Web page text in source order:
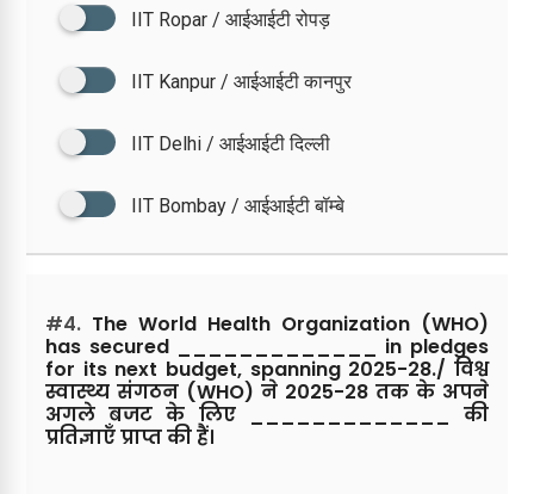
IIT Ropar / आईआईटी रोपड़
IIT Kanpur / आईआईटी कानपुर
IIT Delhi / आईआईटी दिल्ली
IIT Bombay / आईआईटी बॉम्बे
#4. The World Health Organization (WHO)
has secured _____________ in pledges
for its next budget, spanning 2025-28./ विश्व
स्वास्थ्य संगठन (WHO) ने 2025-28 तक के अपने
अगले बजट के लिए _____________ की
प्रतिज्ञाएँ प्राप्त की हैं।